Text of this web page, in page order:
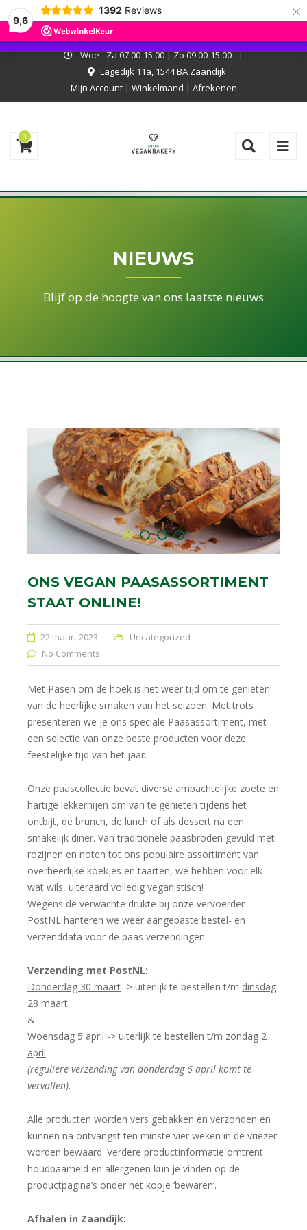
9,6
1392 Reviews ×
Woe - Za 07:00-15:00 | Zo 09:00-15:00 |
Lagedijk 11a, 1544 BA Zaandijk
Mijn Account| Winkelmand | Afrekenen
0
NIEUWS
Blijf op de hoogte van ons laatste nieuws
ONS VEGAN PAASASSORTIMENT
STAAT ONLINE!
22 maart 2023
Uncategorized
No Comments
Met Pasen om de hoek is het weer tijd om te genieten
van de heerlijke smaken van het seizoen. Met trots
presenteren we je ons speciale Paasassortiment, met
een selectie van onze beste producten voor deze
feestelijke tijd van het jaar.
Onze paascollectie bevat diverse ambachtelijke zoete en
hartige lekkernijen om van te genieten tijdens het
ontbijt, de brunch, de lunch of als dessert na een
smakelijk diner. Van traditionele paasbroden gevuld met
rozijnen en noten tot ons populaire assortiment van
overheerlijke koekjes en taarten, we hebben voor elk
wat wils, uiteraard volledig veganistisch!
Wegens de verwachte drukte bij onze vervoerder
PostNL hanteren we weer aangepaste bestel- en
verzenddata voor de paas verzendingen.
Verzending met PostNL:
Donderdag 30 maart -> uiterlijk te bestellen t/m dinsdag
28 maart
&
Woensdag 5 april -> uiterlijk te bestellen t/m zondag 2
april
(reguliere verzending van donderdag 6 april komt te
vervallen).
Alle producten worden vers gebakken en verzonden en
kunnen na ontvangst ten minste vier weken in de vriezer
worden bewaard. Verdere productinformatie omtrent
houdbaarheid en allergenen kun je vinden op de
productpagina’s onder het kopje ‘bewaren’.
Afhalen in Zaandijk:
I.v.m. met onze zomerstop kan er niet online worden besteld. Onze
bakkerij is wel open, kom langs en laat je verrassen!